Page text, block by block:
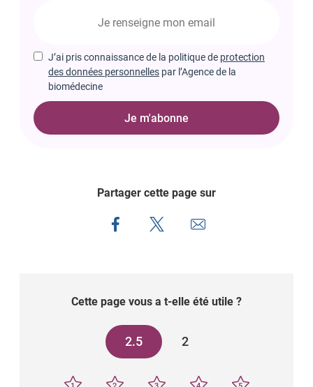
J’ai pris connaissance de la politique de protection
des données personnelles par l’Agence de la
biomédecine
Je m'abonne
Partager cette page sur
Cette page vous a t-elle été utile ?
2.5 2